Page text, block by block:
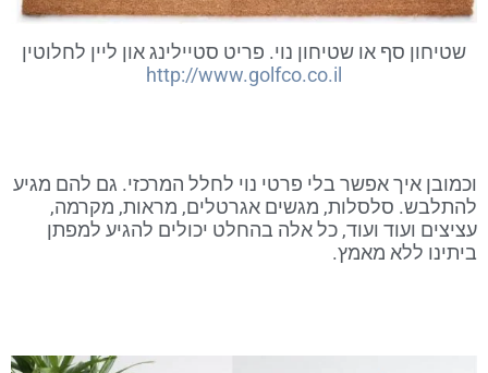
שטיחון סף או שטיחון נוי. פריט סטיילינג און ליין לחלוטין
http://www.golfco.co.il
וכמובן איך אפשר בלי פרטי נוי לחלל המרכזי. גם להם מגיע
להתלבש. סלסלות, מגשים אגרטלים, מראות, מקרמה,
עציצים ועוד ועוד, כל אלה בהחלט יכולים להגיע למפתן
ביתינו ללא מאמץ.